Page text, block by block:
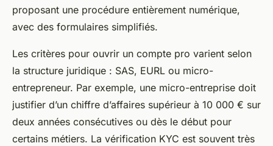
proposant une procédure entièrement numérique,
avec des formulaires simplifiés.
Les critères pour ouvrir un compte pro varient selon
la structure juridique : SAS, EURL ou micro-
entrepreneur. Par exemple, une micro-entreprise doit
justifier d’un chiffre d’affaires supérieur à 10 000 € sur
deux années consécutives ou dès le début pour
certains métiers. La vérification KYC est souvent très